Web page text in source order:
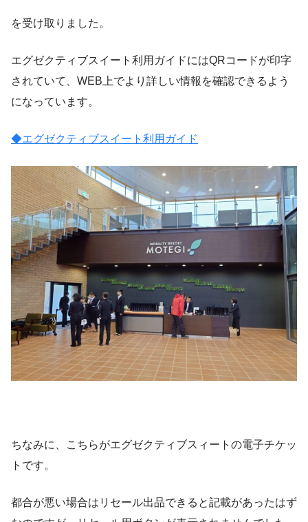
を受け取りました。
エグゼクティブスイート利用ガイドにはQRコードが印字
されていて、WEB上でより詳しい情報を確認できるよう
になっています。
◆エグゼクティブスイート利用ガイド
ちなみに、こちらがエグゼクティブスィートの電子チケッ
トです。
都合が悪い場合はリセール出品できると記載があったはず